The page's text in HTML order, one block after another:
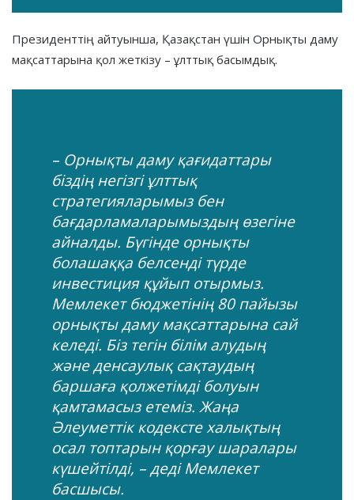
Президенттің айтуынша, Қазақстан үшін Орнықты даму
мақсаттарына қол жеткізу – ұлттық басымдық.
– Орнықты даму қағидаттары
біздің негізгі ұлттық
стратегияларымыз бен
бағдарламаларымыздың өзегіне
айналды. Бүгінде орнықты
болашаққа белсенді түрде
инвестиция құйып отырмыз.
Мемлекет бюджетінің 80 пайызы
орнықты даму мақсаттарына сай
келеді. Біз тегін білім алудың
және денсаулық сақтаудың
баршаға қолжетімді болуын
қамтамасыз етеміз. Жаңа
Әлеуметтік кодексте халықтың
осал топтарын қорғау шаралары
күшейтілді, – деді Мемлекет
басшысы.